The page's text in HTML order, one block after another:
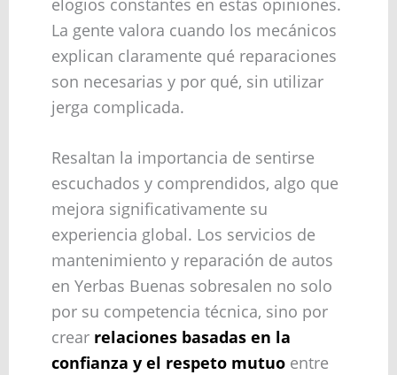
La gente valora cuando los mecánicos
explican claramente qué reparaciones
son necesarias y por qué, sin utilizar
jerga complicada.
Resaltan la importancia de sentirse
escuchados y comprendidos, algo que
mejora significativamente su
experiencia global. Los servicios de
mantenimiento y reparación de autos
en Yerbas Buenas sobresalen no solo
por su competencia técnica, sino por
crear relaciones basadas en la
confianza y el respeto mutuoentre